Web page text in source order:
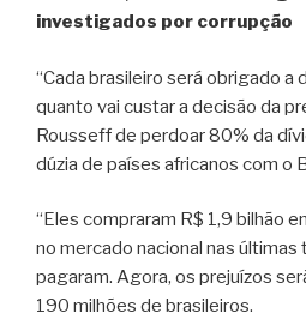
investigados por corrupção
“Cada brasileiro será obrigado a
quanto vai custar a decisão da
Rousseff de perdoar 80% da
dúzia de países africanos com o
“Eles compraram R$ 1,9 bilhão
no mercado nacional nas últimas
pagaram. Agora, os prejuízos
190 milhões de brasileiros.